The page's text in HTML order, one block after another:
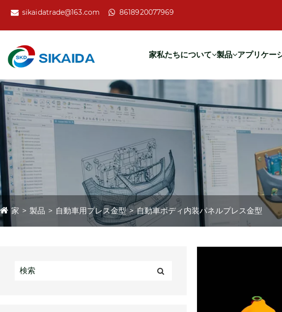
sikaidatrade@163.com 8618920077969
家私たちについて 製品 アプリケー
家 製品 自動車用プレス金型 自動車ボディ内装パネルプレス金型